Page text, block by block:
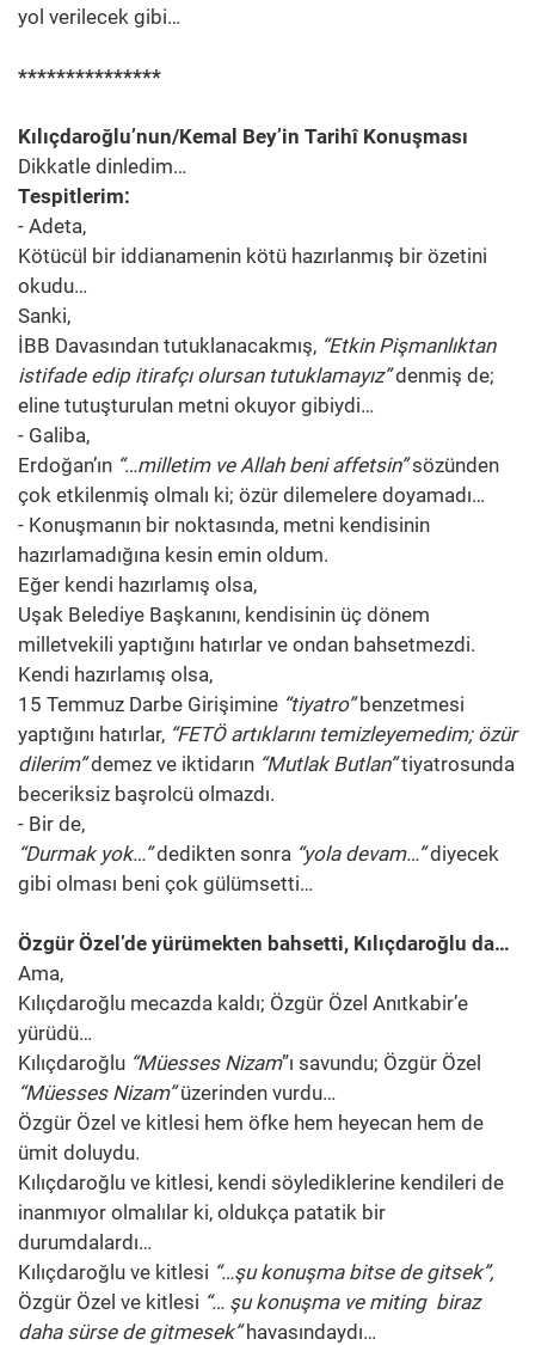
yol verilecek gibi…
***************
Kılıçdaroğlu’nun/Kemal Bey’in Tarihî Konuşması
Dikkatle dinledim…
Tespitlerim:
- Adeta,
Kötücül bir iddianamenin kötü hazırlanmış bir özetini
okudu…
Sanki,
İBB Davasından tutuklanacakmış, “Etkin Pişmanlıktan
istifade edip itirafçı olursan tutuklamayız”denmiş de;
eline tutuşturulan metni okuyor gibiydi…
- Galiba,
Erdoğan’ın “…milletim ve Allah beni affetsin”sözünden
çok etkilenmiş olmalı ki; özür dilemelere doyamadı…
- Konuşmanın bir noktasında, metni kendisinin
hazırlamadığına kesin emin oldum.
Eğer kendi hazırlamış olsa,
Uşak Belediye Başkanını, kendisinin üç dönem
milletvekili yaptığını hatırlar ve ondan bahsetmezdi.
Kendi hazırlamış olsa,
15 Temmuz Darbe Girişimine “tiyatro”benzetmesi
yaptığını hatırlar, “FETÖ artıklarını temizleyemedim; özür
dilerim”demez ve iktidarın “Mutlak Butlan”tiyatrosunda
beceriksiz başrolcü olmazdı.
- Bir de,
“Durmak yok…”dedikten sonra “yola devam…”diyecek
gibi olması beni çok gülümsetti…
Özgür Özel’de yürümekten bahsetti, Kılıçdaroğlu da…
Ama,
Kılıçdaroğlu mecazda kaldı; Özgür Özel Anıtkabir’e
yürüdü…
Kılıçdaroğlu “Müesses Nizam”ı savundu; Özgür Özel
“Müesses Nizam”üzerinden vurdu…
Özgür Özel ve kitlesi hem öfke hem heyecan hem de
ümit doluydu.
Kılıçdaroğlu ve kitlesi, kendi söylediklerine kendileri de
inanmıyor olmalılar ki, oldukça patatik bir
durumdalardı…
Kılıçdaroğlu ve kitlesi “…şu konuşma bitse de gitsek”,
Özgür Özel ve kitlesi “… şu konuşma ve miting biraz
daha sürse de gitmesek”havasındaydı…